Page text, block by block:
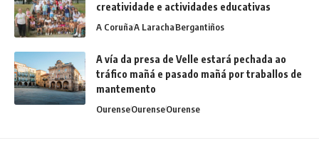
creatividade e actividades educativas
A CoruñaA LarachaBergantiños
A vía da presa de Velle estará pechada ao
tráfico mañá e pasado mañá por traballos de
mantemento
OurenseOurenseOurense